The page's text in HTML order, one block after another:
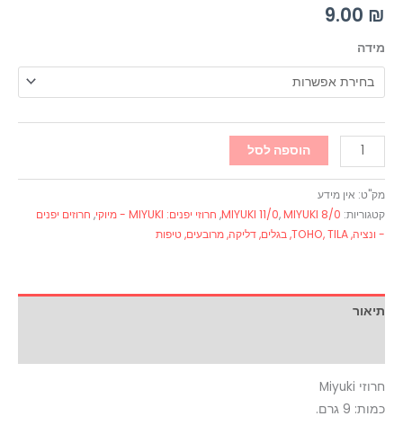
9.00 ₪
מידה
הוספה לסל
מק"ט: אין מידע
קטגוריות:
MIYUKI 11/0,MIYUKI 8/0
, חרוזי יפנים: MIYUKI - מיוקי , חרוזים יפנים
- ונציה, TOHO, TILA, בגלים, דליקה, מרובעים, טיפות
תיאור
חרוזי Miyuki
כמות: 9 גרם.